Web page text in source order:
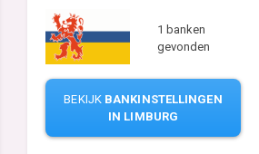
1 banken
gevonden
BEKIJK BANKINSTELLINGEN
IN LIMBURG